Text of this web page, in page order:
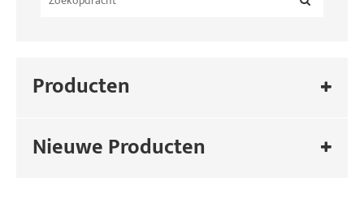
Producten
Nieuwe Producten